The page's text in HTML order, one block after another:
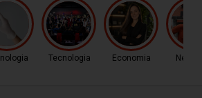
Tecnologia Economia